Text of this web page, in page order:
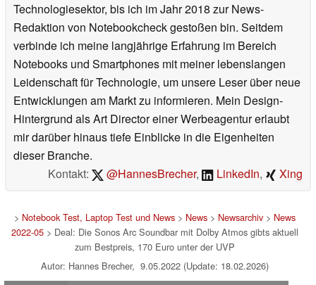
Technologiesektor, bis ich im Jahr 2018 zur News-
Redaktion von Notebookcheck gestoßen bin. Seitdem
verbinde ich meine langjährige Erfahrung im Bereich
Notebooks und Smartphones mit meiner lebenslangen
Leidenschaft für Technologie, um unsere Leser über neue
Entwicklungen am Markt zu informieren. Mein Design-
Hintergrund als Art Director einer Werbeagentur erlaubt
mir darüber hinaus tiefe Einblicke in die Eigenheiten
dieser Branche.
Kontakt:
@HannesBrecher, LinkedIn, Xing
> Notebook Test, Laptop Test und News> News> Newsarchiv> News
2022-05> Deal: Die Sonos Arc Soundbar mit Dolby Atmos gibts aktuell
zum Bestpreis, 170 Euro unter der UVP
Autor: Hannes Brecher, 9.05.2022 (Update: 18.02.2026)